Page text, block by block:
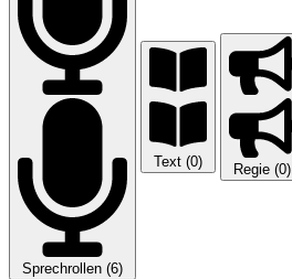
Sprechrollen (6)
Text (0) Regie (0)